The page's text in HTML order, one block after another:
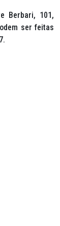
Berbari, 101,
ser feitas